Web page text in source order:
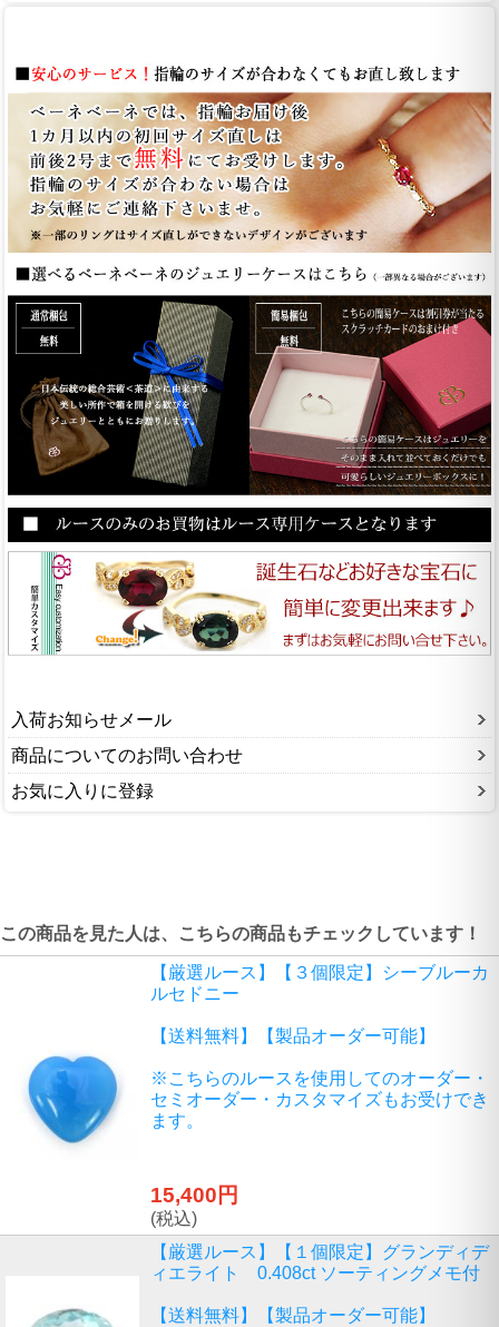
入荷お知らせメール
商品についてのお問い合わせ
お気に入りに登録
この商品を見た人は、こちらの商品もチェックしています！
【厳選ルース】【３個限定】シーブルーカ
ルセドニー
【送料無料】【製品オーダー可能】
※こちらのルースを使用してのオーダー・
セミオーダー・カスタマイズもお受けでき
ます。
15,400円
(税込)
【厳選ルース】【１個限定】グランディデ
ィエライト 0.408ct ソーティングメモ付
【送料無料】【製品オーダー可能】